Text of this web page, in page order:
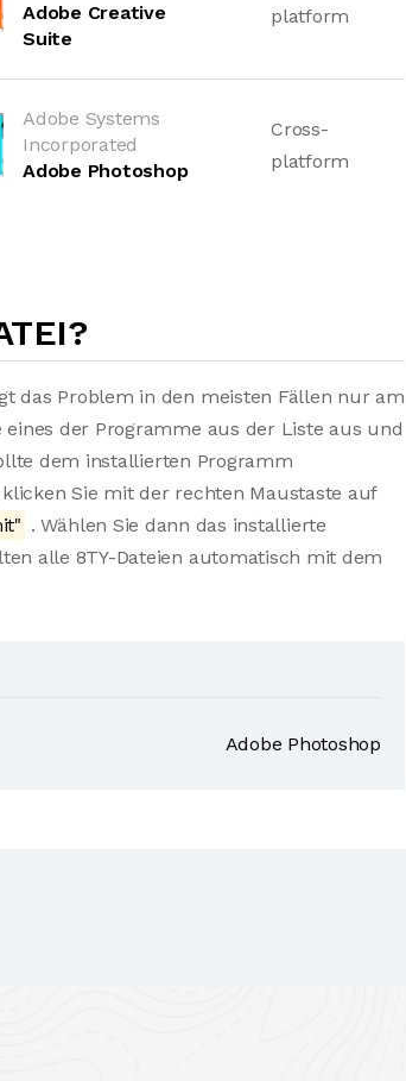
Adobe Creative
Suite
platform
Adobe Systems
Incorporated
Adobe Photoshop
Cross-
platform
das Problem in den meisten Fällen nur am
der Programme aus der Liste aus und
dem installierten Programm
Sie mit der rechten Maustaste auf
. Wählen Sie dann das installierte
alle 8TY-Dateien automatisch mit dem
Adobe Photoshop